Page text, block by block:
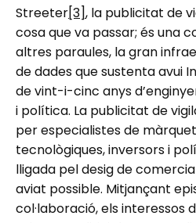
Streeter[3], la publicitat de
cosa que va passar; és una
altres paraules, la gran
de dades que sustenta avui
de vint-i-cinc anys
i política. La publicitat de
per especialistes de
tecnològiques, inversors i
lligada pel desig de
aviat possible. Mitjançant
col·laboració, els interessos